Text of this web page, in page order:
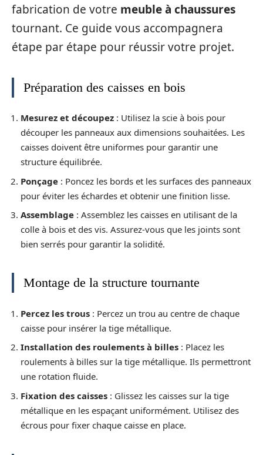
fabrication de votre meuble à chaussures
tournant. Ce guide vous accompagnera
étape par étape pour réussir votre projet.
Préparation des caisses en bois
Mesurez et découpez : Utilisez la scie à bois pour
découper les panneaux aux dimensions souhaitées. Les
caisses doivent être uniformes pour garantir une
structure équilibrée.
Ponçage : Poncez les bords et les surfaces des panneaux
pour éviter les échardes et obtenir une finition lisse.
Assemblage : Assemblez les caisses en utilisant de la
colle à bois et des vis. Assurez-vous que les joints sont
bien serrés pour garantir la solidité.
Montage de la structure tournante
Percez les trous : Percez un trou au centre de chaque
caisse pour insérer la tige métallique.
Installation des roulements à billes : Placez les
roulements à billes sur la tige métallique. Ils permettront
une rotation fluide.
Fixation des caisses : Glissez les caisses sur la tige
métallique en les espaçant uniformément. Utilisez des
écrous pour fixer chaque caisse en place.